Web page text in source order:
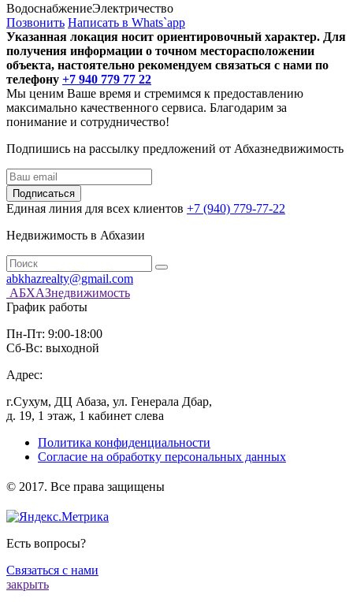
ВодоснабжениеЭлектричество
Позвонить Написать в Whats`app
Указанная локация носит ориентировочный характер. Для
получения информации о точном месторасположении
объекта, настоятельно рекомендуем связаться с нами по
телефону +7 940 779 77 22
Мы ценим Ваше время и стремимся к предоставлению
максимально качественного сервиса. Благодарим за
понимание и сотрудничество!
Подпишись на рассылку предложений от Абхазнедвижимость
Подписаться
Единая линия для всех клиентов +7 (940) 779-77-22
Недвижимость в Абхазии
abkhazrealty@gmail.com
АБХАЗнедвижимость
График работы
Пн-Пт: 9:00-18:00
Сб-Вс: выходной
Адрес:
г.Сухум, ДЦ Абаза, ул. Генерала Дбар,
д. 19, 1 этаж, 1 кабинет слева
Политика конфиденциальности
Согласие на обработку персональных данных
️© 2017. Все права защищены
Есть вопросы?
Связаться с нами
закрыть